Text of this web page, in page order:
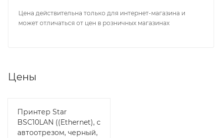
Цена действительна только для интернет-магазина и
может отличаться от цен в розничных магазинах
Цены
Принтер Star
BSC10LAN ((Ethernet), с
автоотрезом, черный,